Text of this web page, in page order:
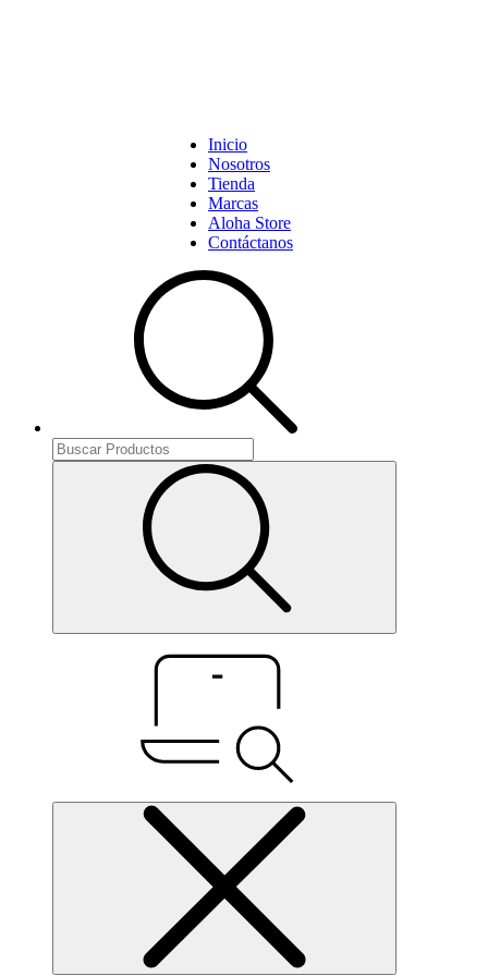
Inicio
Nosotros
Tienda
Marcas
Aloha Store
Contáctanos